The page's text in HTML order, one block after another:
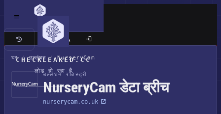
CHECKLEAKED.CC
लोड हो रहा है
क्लासिक साइट
घर / उल्लंघन / NurseryCam
उल्लंघन रजिस्ट्री
NurseryCam डेटा ब्रीच
nurserycam.co.uk